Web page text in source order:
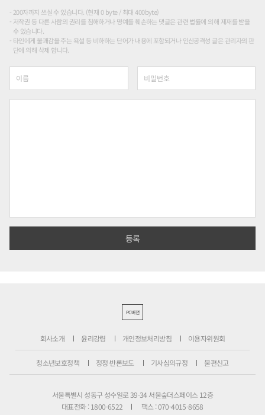
200자까지 쓰실 수 있습니다. (현재 0 byte / 최대 400byte)
저작권 등 다른 사람의 권리를 침해하거나 명예를 훼손하는 댓글은 관련 법률에 의해 제재를 받을
수 있습니다.
타인에게 불쾌감을 주는 욕설 등 비하하는 단어가 내용에 포함되거나 인신공격성 글은 관리자의 판
단에 의해 삭제 합니다.
PC버전
회사소개 윤리강령 개인정보처리방침 이용자위원회
청소년보호정책 정정·반론보도 기사심의규정 불편신고
서울특별시 성동구 성수일로 39-34 서울숲더스페이스 12층
대표전화 : 1800-6522
팩스 : 070-4015-8658